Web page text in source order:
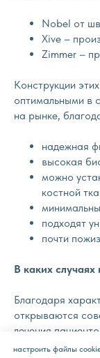
настроить файлы
Nobel от
Xive –
Zimmer –
Конструкции
оптимальными в
на рынке,
надежная
высокая
можно
костной
подходят
почти
В каких случаях
Благодаря
открываются
лечения
полости. Их